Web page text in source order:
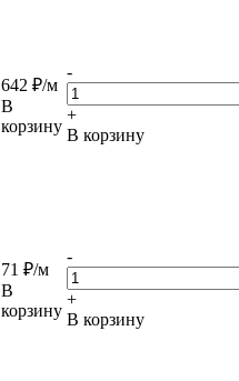
642 ₽/м
В
корзину
-
+
В корзину
71 ₽/м
В
корзину
-
+
В корзину